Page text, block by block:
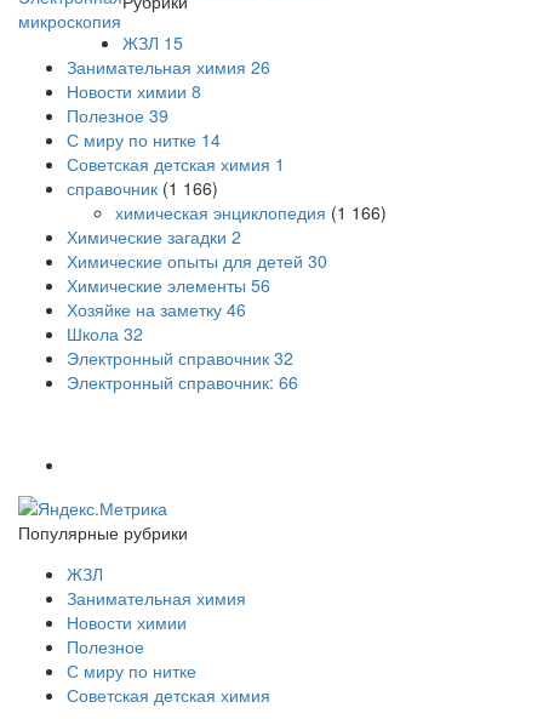
ЖЗЛ 15
Занимательная химия 26
Новости химии 8
Полезное 39
С миру по нитке 14
Советская детская химия 1
справочник (1 166)
химическая энциклопедия (1 166)
Химические загадки 2
Химические опыты для детей 30
Химические элементы 56
Хозяйке на заметку 46
Школа 32
Электронный справочник 32
Электронный справочник: 66
Популярные рубрики
ЖЗЛ
Занимательная химия
Новости химии
Полезное
С миру по нитке
Советская детская химия